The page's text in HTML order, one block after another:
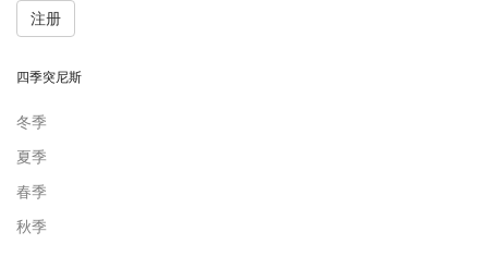
注册
四季突尼斯
冬季
夏季
春季
秋季